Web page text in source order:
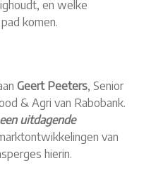
en welke
komen.
Geert Peeters, Senior
& Agri van Rabobank.
uitdagende
van
hierin.